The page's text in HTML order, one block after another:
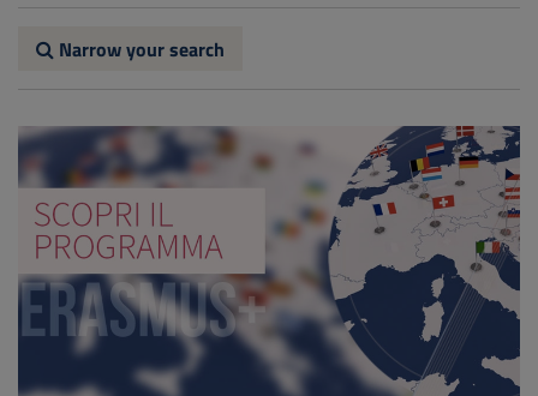
Narrow your search